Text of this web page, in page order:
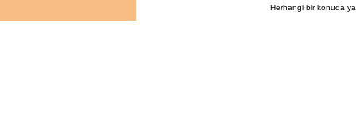
Herhangi bir konuda